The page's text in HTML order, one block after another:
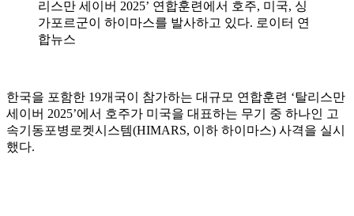
리스만 세이버 2025’ 연합훈련에서 호주, 미국, 싱
가포르군이 하이마스를 발사하고 있다. 로이터 연
합뉴스
한국을 포함한 19개국이 참가하는 대규모 연합훈련 ‘탈리스만
세이버 2025’에서 호주가 미국을 대표하는 무기 중 하나인 고
속기동포병로켓시스템(HIMARS, 이하 하이마스) 사격을 실시
했다.